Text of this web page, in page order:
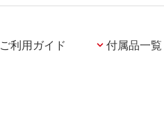
ご利用ガイド 付属品一覧